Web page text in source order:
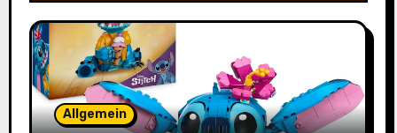
Allgemein